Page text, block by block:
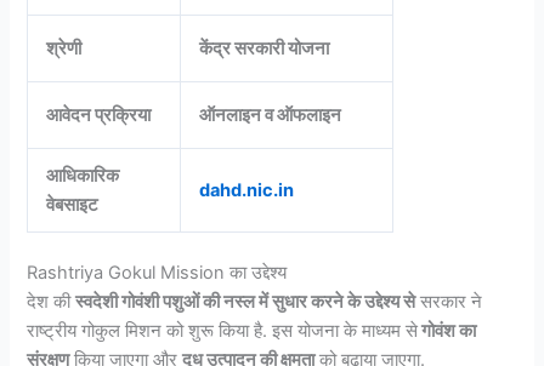
श्रेणी केंद्र सरकारी योजना
आवेदन प्रक्रिया ऑनलाइन व ऑफलाइन
आधिकारिक
वेबसाइट
dahd.nic.in
Rashtriya Gokul Mission का उद्देश्य
देश कीस्वदेशी गोवंशी पशुओं की नस्ल में सुधार करने के उद्देश्य सेसरकार ने
राष्ट्रीय गोकुल मिशन को शुरू किया है. इस योजना के माध्यम सेगोवंश का
संरक्षणकिया जाएगा औरदूध उत्पादन की क्षमताको बढ़ाया जाएगा.